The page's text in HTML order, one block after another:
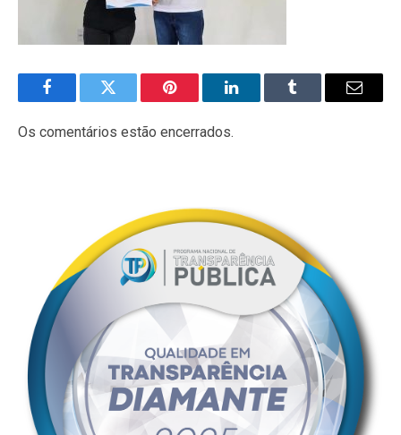
FacebookTwitter Pinterest LinkedInTumblr
E-
Os comentários estão encerrados.